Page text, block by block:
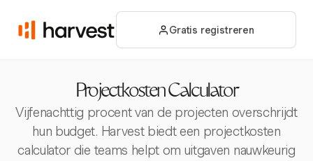
Gratis registreren
Projectkosten Calculator
Vijfenachttig procent van de projecten overschrijdt
hun budget. Harvest biedt een projectkosten
calculator die teams helpt om uitgaven nauwkeurig